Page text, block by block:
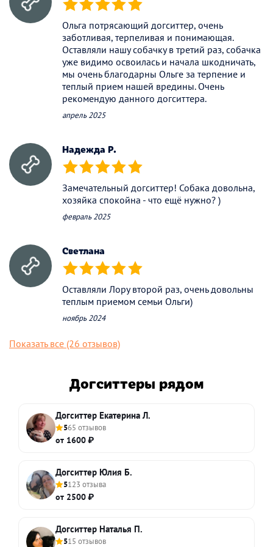
(*) (*) (*) (*) (*)
Ольга потрясающий догситтер, очень
заботливая, терпеливая и понимающая.
Оставляли нашу собачку в третий раз, собачка
уже видимо освоилась и начала шкодничать,
мы очень благодарны Ольге за терпение и
теплый прием нашей вредины. Очень
рекомендую данного догситтера.
апрель 2025
Надежда Р.
(*) (*) (*) (*) (*)
Замечательный догситтер! Собака довольна,
хозяйка спокойна - что ещё нужно? )
февраль 2025
Светлана
(*) (*) (*) (*) (*)
Оставляли Лору второй раз, очень довольны
теплым приемом семьи Ольги)
ноябрь 2024
Показать все (26 отзывов)
Догситтеры рядом
Догситтер Екатерина Л.
565 отзывов
от 1600 ₽
Догситтер Юлия Б.
5123 отзыва
от 2500 ₽
Догситтер Наталья П.
515 отзывов